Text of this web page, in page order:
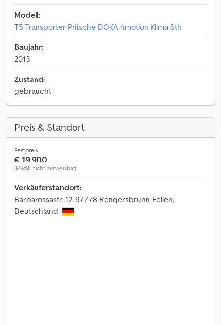
Modell:
T5 Transporter Pritsche DOKA 4motion Klima Sth
Baujahr:
2013
Zustand:
gebraucht
Preis & Standort
Festpreis
€ 19.900
(MwSt. nicht ausweisbar)
Verkäuferstandort:
Barbarossastr. 12, 97778 Rengersbrunn-Fellen,
Deutschland